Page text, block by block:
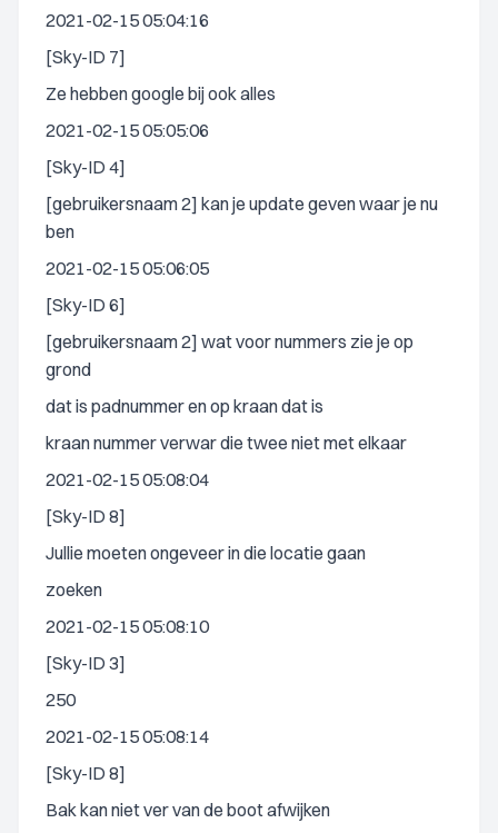
2021-02-15 05:04:16
[Sky-ID 7]
Ze hebben google bij ook alles
2021-02-15 05:05:06
[Sky-ID 4]
[gebruikersnaam 2] kan je update geven waar je nu
ben
2021-02-15 05:06:05
[Sky-ID 6]
[gebruikersnaam 2] wat voor nummers zie je op
grond
dat is padnummer en op kraan dat is
kraan nummer verwar die twee niet met elkaar
2021-02-15 05:08:04
[Sky-ID 8]
Jullie moeten ongeveer in die locatie gaan
zoeken
2021-02-15 05:08:10
[Sky-ID 3]
250
2021-02-15 05:08:14
[Sky-ID 8]
Bak kan niet ver van de boot afwijken